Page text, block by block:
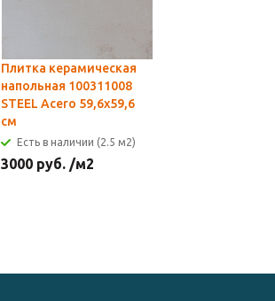
Плитка керамическая
напольная 100311008
STEEL Acero 59,6x59,6
см
Есть в наличии (2.5 м2)
3000 руб. /м2